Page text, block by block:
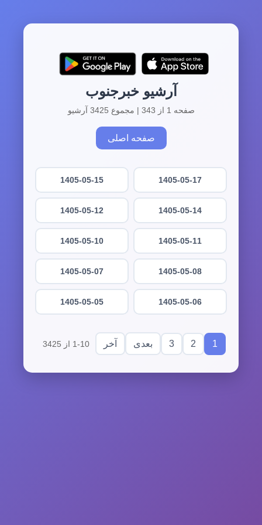
آرشیو خبرجنوب
صفحه 1 از 343 | مجموع 3425 آرشیو
صفحه اصلی
1405-05-17
1405-05-15
1405-05-14
1405-05-12
1405-05-11
1405-05-10
1405-05-08
1405-05-07
1405-05-06
1405-05-05
1
2
3 بعدی آخر 1-10 از 3425